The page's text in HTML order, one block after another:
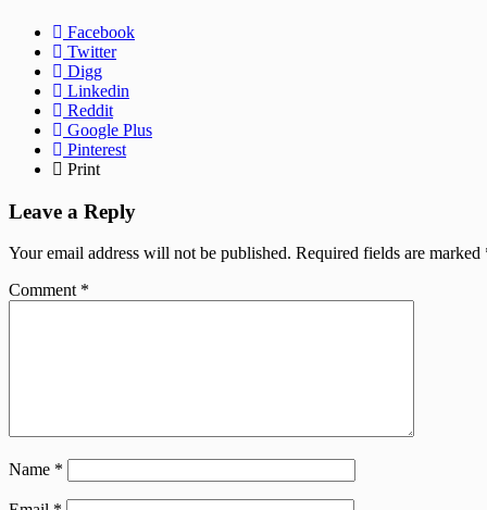
Facebook
Twitter
Digg
Linkedin
Reddit
Google Plus
Pinterest
Print
Leave a Reply
Your email address will not be published. Required fields are marked
Comment *
Name *